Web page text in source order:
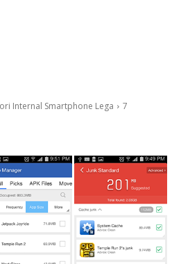
Internal Smartphone Lega 7